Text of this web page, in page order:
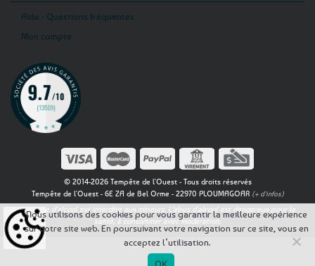
Aide - Questions fréquentes
Mon compte
© 2014-2026 Tempête de l'Ouest - Tous droits réservés
Tempête de l'Ouest - 6E ZA de Bel Orme - 22970 PLOUMAGOAR (+ d'infos)
La vente d'alcool est interdite aux mineurs. L'abus d'alcool est dangereux pour la
santé, à consommer avec modération.
Nous utilisons des cookies pour vous garantir la meilleure expérience
sur notre site web. En poursuivant votre navigation sur ce site, vous en
acceptez l’utilisation.